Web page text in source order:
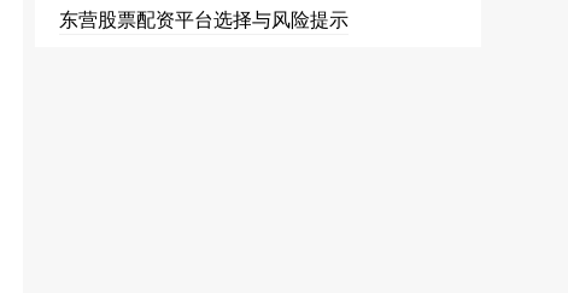
东营股票配资平台选择与风险提示